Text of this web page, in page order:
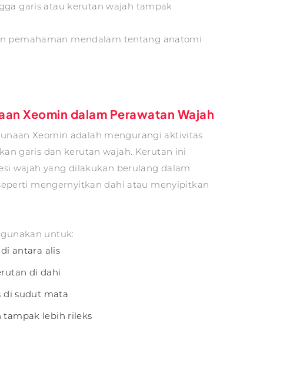
garis atau kerutan wajah tampak
pemahaman mendalam tentang anatomi
Xeomin dalam Perawatan Wajah
Xeomin adalah mengurangi aktivitas
garis dan kerutan wajah. Kerutan ini
wajah yang dilakukan berulang dalam
mengernyitkan dahi atau menyipitkan
untuk:
antara alis
di dahi
di sudut mata
tampak lebih rileks